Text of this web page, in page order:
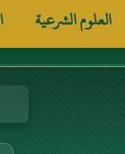
العلوم الشرعية